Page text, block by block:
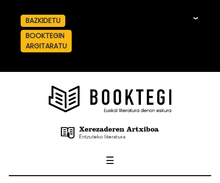
BAZKIDETU
BOOKTEGIN
ARGITARATU
☰